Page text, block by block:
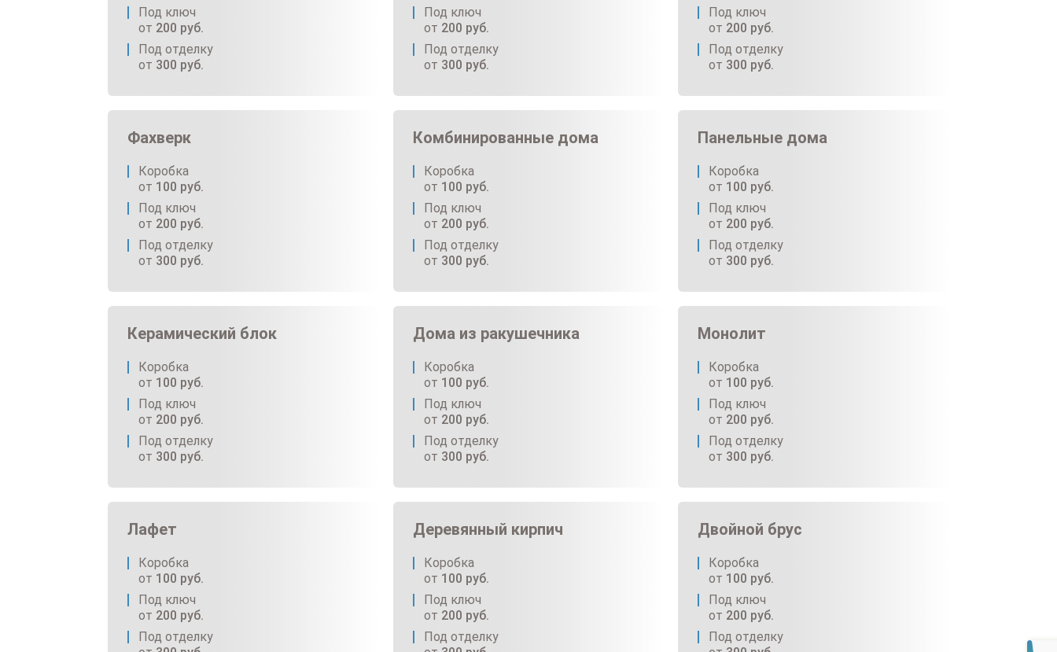
Под ключ
от 200 руб.
Под отделку
от 300 руб.
Под ключ
от 200 руб.
Под отделку
от 300 руб.
Под ключ
от 200 руб.
Под отделку
от 300 руб.
Фахверк
Коробка
от 100 руб.
Под ключ
от 200 руб.
Под отделку
от 300 руб.
Комбинированные дома
Коробка
от 100 руб.
Под ключ
от 200 руб.
Под отделку
от 300 руб.
Панельные дома
Коробка
от 100 руб.
Под ключ
от 200 руб.
Под отделку
от 300 руб.
Керамический блок
Коробка
от 100 руб.
Под ключ
от 200 руб.
Под отделку
от 300 руб.
Дома из ракушечника
Коробка
от 100 руб.
Под ключ
от 200 руб.
Под отделку
от 300 руб.
Монолит
Коробка
от 100 руб.
Под ключ
от 200 руб.
Под отделку
от 300 руб.
Лафет
Коробка
от 100 руб.
Под ключ
от 200 руб.
Под отделку
Деревянный кирпич
Коробка
от 100 руб.
Под ключ
от 200 руб.
Под отделку
Двойной брус
Коробка
от 100 руб.
Под ключ
от 200 руб.
Под отделку